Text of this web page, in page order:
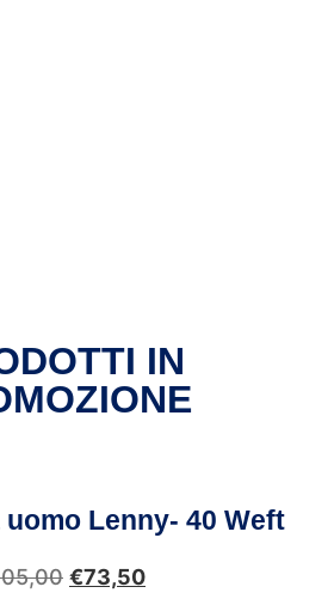
IN
Lenny- 40 Weft
€73,50